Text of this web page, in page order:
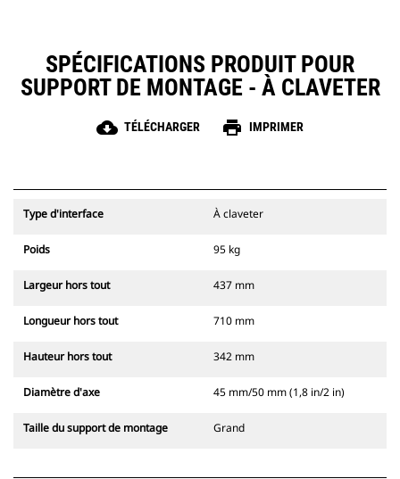
SPÉCIFICATIONS PRODUIT POUR
SUPPORT DE MONTAGE - À CLAVETER
cloud_download TÉLÉCHARGER print IMPRIMER
Type d'interface À claveter
Poids 95 kg
Largeur hors tout 437 mm
Longueur hors tout 710 mm
Hauteur hors tout 342 mm
Diamètre d'axe 45 mm/50 mm (1,8 in/2 in)
Taille du support de montage Grand